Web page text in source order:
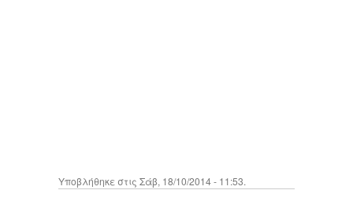
Υποβλήθηκε στις Σάβ, 18/10/2014 - 11:53.